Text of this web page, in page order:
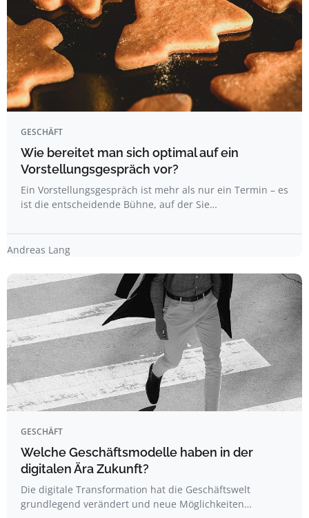
GESCHÄFT
Wie bereitet man sich optimal auf ein
Vorstellungsgespräch vor?
Ein Vorstellungsgespräch ist mehr als nur ein Termin – es
ist die entscheidende Bühne, auf der Sie…
Andreas Lang
GESCHÄFT
Welche Geschäftsmodelle haben in der
digitalen Ära Zukunft?
Die digitale Transformation hat die Geschäftswelt
grundlegend verändert und neue Möglichkeiten…